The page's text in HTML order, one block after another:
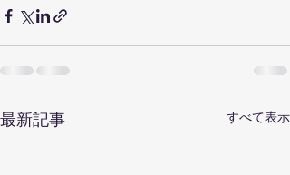
最新記事 すべて表示